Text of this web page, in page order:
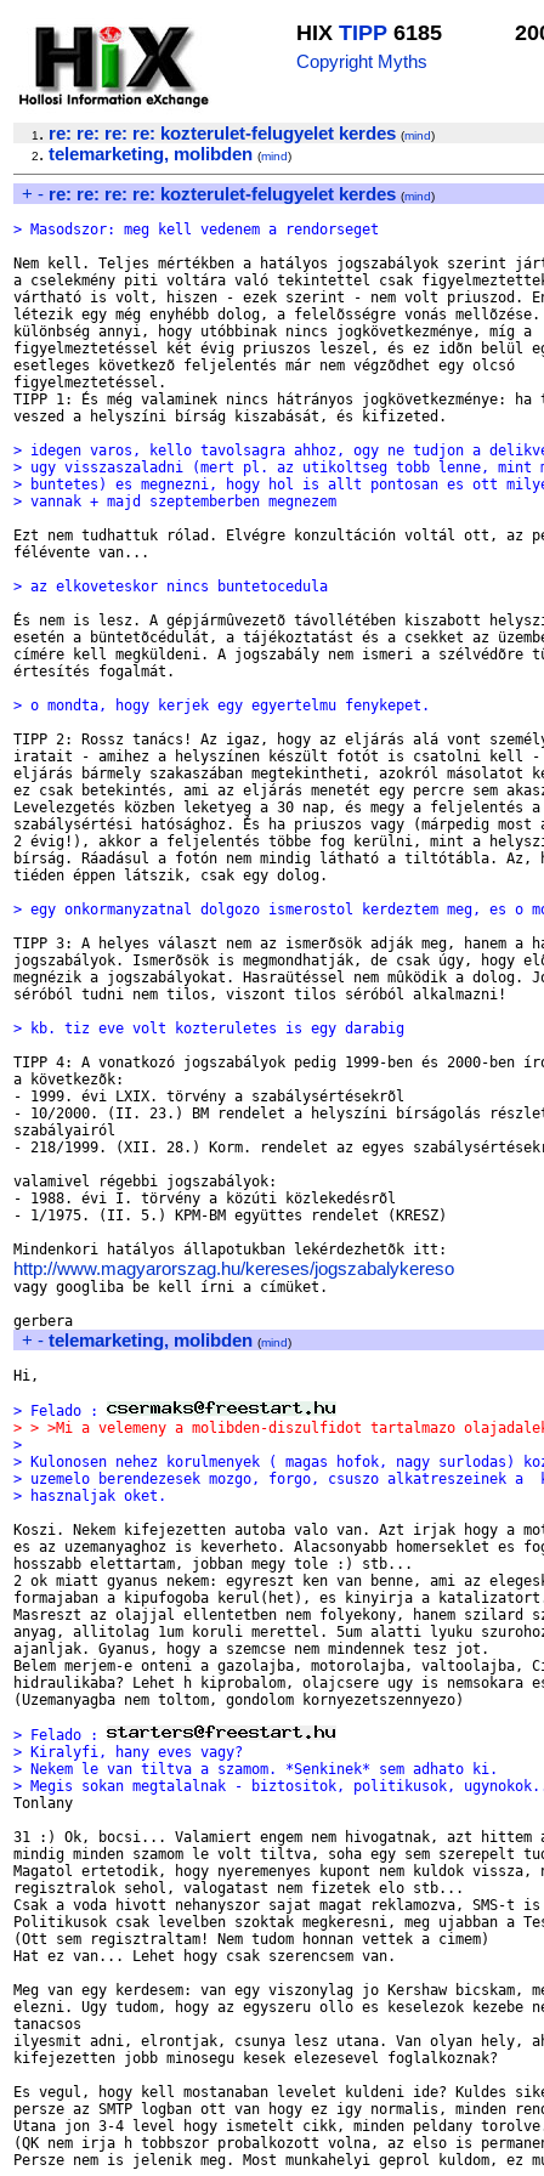
HIX TIPP 6185
Copyright Myths
1 . re: re: re: re: kozterulet-felugyelet kerdes (mind)
2. telemarketing, molibden (mind)
+ - re: re: re: re: kozterulet-felugyelet kerdes (mind)
> Masodszor: meg kell vedenem a rendorseget
Nem kell. Teljes mértékben a hatályos jogszabályok szerint
a cselekmény piti voltára való tekintettel csak
vártható is volt, hiszen - ezek szerint - nem volt priuszod.
létezik egy még enyhébb dolog, a felelõsségre vonás
különbség annyi, hogy utóbbinak nincs jogkövetkezménye, míg a
figyelmeztetéssel két évig priuszos leszel, és ez idõn belül
esetleges következõ feljelentés már nem végzõdhet egy olcsó
figyelmeztetéssel.
TIPP 1: És még valaminek nincs hátrányos jogkövetkezménye: ha
veszed a helyszíni bírság kiszabását, és kifizeted.
> idegen varos, kello tavolsagra ahhoz, ogy ne tudjon a
> ugy visszaszaladni (mert pl. az utikoltseg tobb lenne, mint
> buntetes) es megnezni, hogy hol is allt pontosan es ott
> vannak + majd szeptemberben megnezem
Ezt nem tudhattuk rólad. Elvégre konzultáción voltál ott, az
félévente van...
> az elkoveteskor nincs buntetocedula
És nem is lesz. A gépjármûvezetõ távollétében kiszabott
esetén a büntetõcédulát, a tájékoztatást és a csekket az
címére kell megküldeni. A jogszabály nem ismeri a szélvédõre
értesítés fogalmát.
> o mondta, hogy kerjek egy egyertelmu fenykepet.
TIPP 2: Rossz tanács! Az igaz, hogy az eljárás alá vont
iratait - amihez a helyszínen készült fotót is csatolni kell
eljárás bármely szakaszában megtekintheti, azokról másolatot
ez csak betekintés, ami az eljárás menetét egy percre sem
Levelezgetés közben leketyeg a 30 nap, és megy a feljelentés
szabálysértési hatósághoz. És ha priuszos vagy (márpedig
2 évig!), akkor a feljelentés többe fog kerülni, mint a
bírság. Ráadásul a fotón nem mindig látható a tiltótábla. Az,
tiéden éppen látszik, csak egy dolog.
> egy onkormanyzatnal dolgozo ismerostol kerdeztem meg, es o
TIPP 3: A helyes választ nem az ismerõsök adják meg, hanem a
jogszabályok. Ismerõsök is megmondhatják, de csak úgy, hogy
megnézik a jogszabályokat. Hasraütéssel nem mûködik a dolog.
séróból tudni nem tilos, viszont tilos séróból alkalmazni!
> kb. tiz eve volt kozteruletes is egy darabig
TIPP 4: A vonatkozó jogszabályok pedig 1999-ben és 2000-ben
a következõk:
- 1999. évi LXIX. törvény a szabálysértésekrõl
- 10/2000. (II. 23.) BM rendelet a helyszíni bírságolás
szabályairól
- 218/1999. (XII. 28.) Korm. rendelet az egyes
valamivel régebbi jogszabályok:
- 1988. évi I. törvény a közúti közlekedésrõl
- 1/1975. (II. 5.) KPM-BM együttes rendelet (KRESZ)
http://www.magyarorszag.hu/kereses/jogszabalykereso
vagy googliba be kell írni a címüket.
+ - telemarketing, molibden (mind)
Hi,
> Felado :
> > >Mi a velemeny a molibden-diszulfidot tartalmazo
>
> Kulonosen nehez korulmenyek ( magas hofok, nagy surlodas)
> uzemelo berendezesek mozgo, forgo, csuszo alkatreszeinek a
> hasznaljak oket.
Koszi. Nekem kifejezetten autoba valo van. Azt irjak hogy a
es az uzemanyaghoz is keverheto. Alacsonyabb homerseklet es
hosszabb elettartam, jobban megy tole :) stb...
2 ok miatt gyanus nekem: egyreszt ken van benne, ami az
formajaban a kipufogoba kerul(het), es kinyirja a
Masreszt az olajjal ellentetben nem folyekony, hanem szilard
anyag, allitolag 1um koruli merettel. 5um alatti lyuku
ajanljak. Gyanus, hogy a szemcse nem mindennek tesz jot.
Belem merjem-e onteni a gazolajba, motorolajba, valtoolajba,
hidraulikaba? Lehet h kiprobalom, olajcsere ugy is nemsokara
(Uzemanyagba nem toltom, gondolom kornyezetszennyezo)
> Felado :
> Kiralyfi, hany eves vagy?
> Nekem le van tiltva a szamom. *Senkinek* sem adhato ki.
> Megis sokan megtalalnak - biztositok, politikusok,
Tonlany
31 :) Ok, bocsi... Valamiert engem nem hivogatnak, azt hittem
mindig minden szamom le volt tiltva, soha egy sem szerepelt
Magatol ertetodik, hogy nyeremenyes kupont nem kuldok vissza,
regisztralok sehol, valogatast nem fizetek elo stb...
Csak a voda hivott nehanyszor sajat magat reklamozva, SMS-t
Politikusok csak levelben szoktak megkeresni, meg ujabban a
(Ott sem regisztraltam! Nem tudom honnan vettek a cimem)
Hat ez van... Lehet hogy csak szerencsem van.
Meg van egy kerdesem: van egy viszonylag jo Kershaw bicskam,
elezni. Ugy tudom, hogy az egyszeru ollo es keselezok kezebe
tanacsos
ilyesmit adni, elrontjak, csunya lesz utana. Van olyan hely,
kifejezetten jobb minosegu kesek elezesevel foglalkoznak?
Es vegul, hogy kell mostanaban levelet kuldeni ide? Kuldes
persze az SMTP logban ott van hogy ez igy normalis, minden
Utana jon 3-4 level hogy ismetelt cikk, minden peldany
(QK nem irja h tobbszor probalkozott volna, az elso is
Persze nem is jelenik meg. Most munkahelyi geprol kuldom, ez